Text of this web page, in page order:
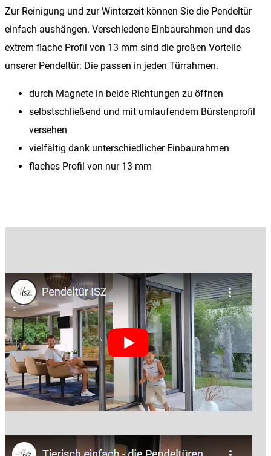
Zur Reinigung und zur Winterzeit können Sie die Pendeltür
einfach aushängen. Verschiedene Einbaurahmen und das
extrem flache Profil von 13 mm sind die großen Vorteile
unserer Pendeltür: Die passen in jeden Türrahmen.
durch Magnete in beide Richtungen zu öffnen
selbstschließend und mit umlaufendem Bürstenprofil
versehen
vielfältig dank unterschiedlicher Einbaurahmen
flaches Profil von nur 13 mm